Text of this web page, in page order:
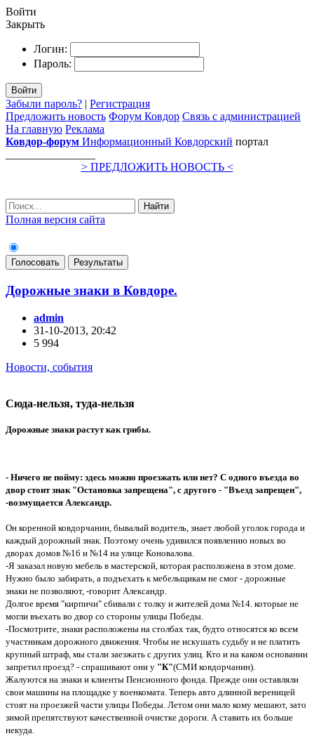
Войти
Закрыть
Логин:
Пароль:
Войти
Забыли пароль? | Регистрация
Предложить новость Форум Ковдор Связь с администрацией
На главную Реклама
Ковдор-форум Информационный Ковдорский портал
> ПРЕДЛОЖИТЬ НОВОСТЬ <
Найти
Полная версия сайта
Голосовать Результаты
Дорожные знаки в Ковдоре.
admin
31-10-2013, 20:42
5 994
Новости, события
Сюда-нельзя, туда-нельзя
Дорожные знаки растут как грибы.
- Ничего не пойму: здесь можно проезжать или нет? C одного въезда во
двор стоит знак "Остановка запрещена", с другого - "Въезд запрещен",
-возмущается Александр.
Он коренной ковдорчанин, бывалый водитель, знает любой уголок города и
каждый дорожный знак. Поэтому очень удивился появлению новых во
дворах домов №16 и №14 на улице Коновалова.
-Я заказал новую мебель в мастерской, которая расположена в этом доме.
Нужно было забирать, а подъехать к мебельщикам не смог - дорожные
знаки не позволяют, -говорит Александр.
Долгое время "кирпичи" сбивали с толку и жителей дома №14. которые не
могли въехать во двор со стороны улицы Победы.
-Посмотрите, знаки расположены на столбах так, будто относятся ко всем
участникам дорожного движения. Чтобы не искушать судьбу и не платить
крупный штраф, мы стали заезжать с других улиц. Кто и на каком основании
запретил проезд? - спрашивают они у "К"(СМИ ковдорчанин).
Жалуются на знаки и клиенты Пенсионного фонда. Прежде они оставляли
свои машины на площадке у военкомата. Теперь авто длинной вереницей
стоят на проезжей части улицы Победы. Летом они мало кому мешают, зато
зимой препятствуют качественной очистке дороги. А ставить их больше
некуда.